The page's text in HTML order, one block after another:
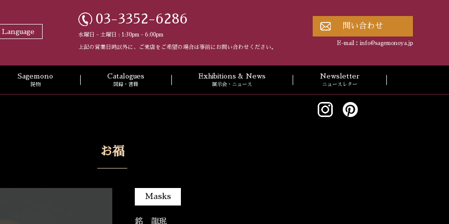
03-3352-6286
水曜日 - 土曜日 : 1:30pm - 6:00pm
上記の営業日時以外に、ご来店をご希望の場合は事前にお問い合わせください。
問い合わせ
E-mail： info@sagemonoya.jp
Sagemono
提物
Catalogues
図録・書籍
Exhibitions & News
展示会・ニュース
Newsletter
ニュースレター
お福
Masks
銘 龍珉